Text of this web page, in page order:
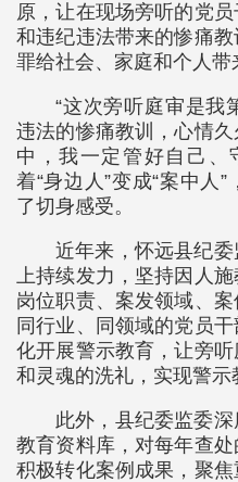
原，让在现场旁听的党
和违纪违法带来的惨痛
罪给社会、家庭和个人带
“这次旁听庭审是我
违法的惨痛教训，心情
中，我一定管好自己、
着“身边人”变成“案中人
了切身感受。
近年来，怀远县纪
上持续发力，坚持因人
岗位职责、案发领域、案
同行业、同领域的党员
化开展警示教育，让旁
和灵魂的洗礼，实现警示
此外，县纪委监委
教育资料库，对每年查处
积极转化案例成果，聚